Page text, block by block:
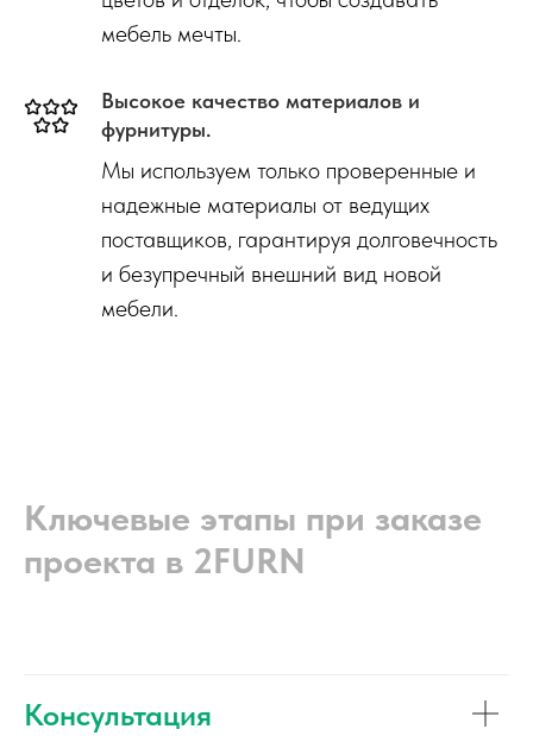
мебель мечты.
Высокое качество материалов и
фурнитуры.
Мы используем только проверенные и
надежные материалы от ведущих
поставщиков, гарантируя долговечность
и безупречный внешний вид новой
мебели.
Ключевые этапы при заказе
проекта в 2FURN
Консультация